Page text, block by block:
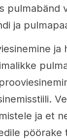
pulmabänd
ja
ja
ja et